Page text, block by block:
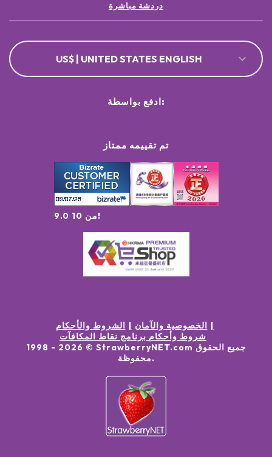
دردشة مباشرة
US$ | UNITED STATES ENGLISH
تم تقييمه ممتاز
9.0 من 10!
ادفع بواسطة:
الخصوصية والآمان
الشروط والأحكام
شروط وأحكام برنامج نقاط المكافآت
1998 - 2026 © StrawberryNET.com جميع الحقوق
محفوظة.